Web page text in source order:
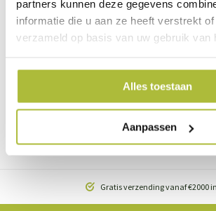
partners kunnen deze gegevens
informatie die u aan ze heeft verstrekt
verzameld op basis van uw gebruik van
Alles toestaan
Aanpassen
bescherming
zodat ze na jaren nog steeds
Al onze kunsthagen hebben geen onderhoud
daardoor makkelijk in gebruik. Vind je het
maken of wil je graag meer advies? Neem
via de e-mail contact met ons op. Ook zijn we
t/m vrijdag te bereiken via onze chat.
Gratis verzending vanaf €2000